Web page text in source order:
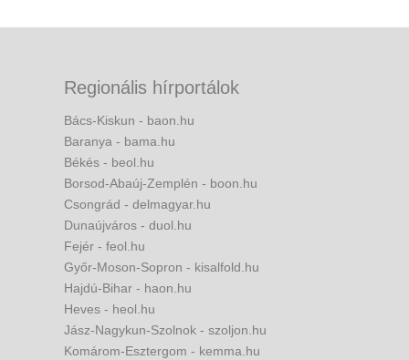
Regionális hírportálok
Bács-Kiskun - baon.hu
Baranya - bama.hu
Békés - beol.hu
Borsod-Abaúj-Zemplén - boon.hu
Csongrád - delmagyar.hu
Dunaújváros - duol.hu
Fejér - feol.hu
Győr-Moson-Sopron - kisalfold.hu
Hajdú-Bihar - haon.hu
Heves - heol.hu
Jász-Nagykun-Szolnok - szoljon.hu
Komárom-Esztergom - kemma.hu